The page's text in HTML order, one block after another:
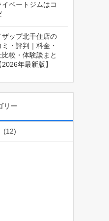
イベートジムはコ
ザップ北千住店の
ミ・評判｜料金・
比較・体験談まと
年最新版】
リー
(12)